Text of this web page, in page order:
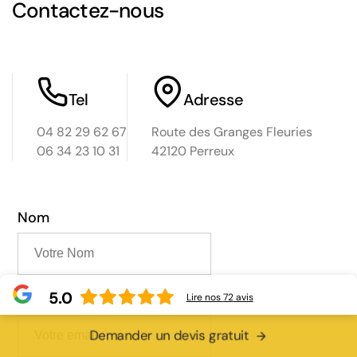
Contactez-nous
Tel
04 82 29 62 67
06 34 23 10 31
Adresse
Route des Granges Fleuries
42120 Perreux
Nom
Email
Demander un devis gratuit
5.0 Lire nos72avis